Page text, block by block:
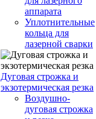
аппарата
Уплотнительные
кольца для
лазерной сварки
Дуговая строжка и
экзотермическая резка
Воздушно-
дуговая строжка